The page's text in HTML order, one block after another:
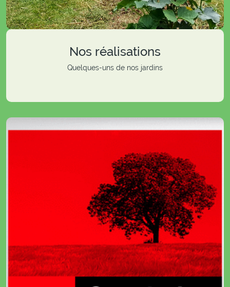
Nos réalisations
Quelques-uns de nos jardins